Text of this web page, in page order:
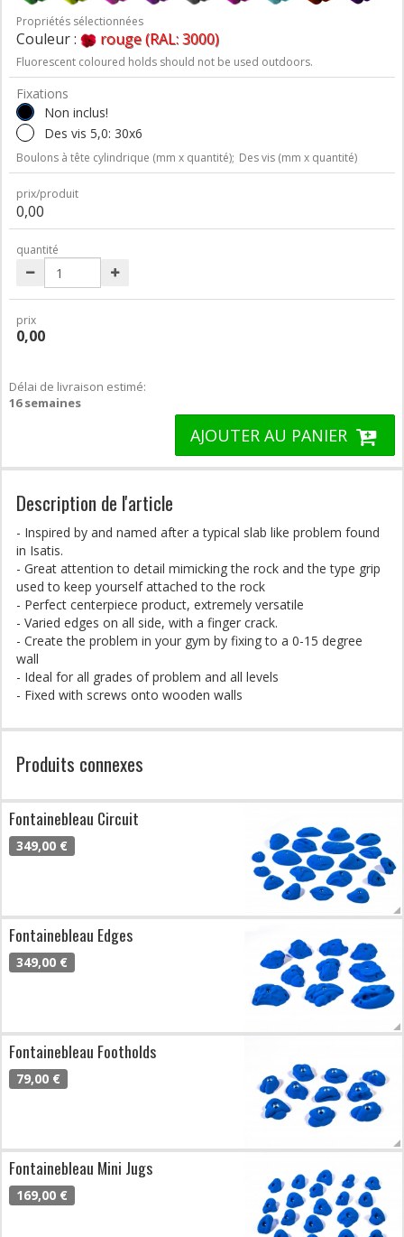
Propriétés sélectionnées
Couleur : rouge (RAL: 3000)
Fluorescent coloured holds should not be used outdoors.
Fixations
Non inclus!
Des vis 5,0: 30x6
Boulons à tête cylindrique (mm x quantité); Des vis (mm x quantité)
prix/produit
0,00
quantité
prix
0,00
Délai de livraison estimé:
16 semaines
AJOUTER AU PANIER
Description de l'article
- Inspired by and named after a typical slab like problem found
in Isatis.
- Great attention to detail mimicking the rock and the type grip
used to keep yourself attached to the rock
- Perfect centerpiece product, extremely versatile
- Varied edges on all side, with a finger crack.
- Create the problem in your gym by fixing to a 0-15 degree
wall
- Ideal for all grades of problem and all levels
- Fixed with screws onto wooden walls
Produits connexes
Fontainebleau Circuit
349,00 €
Fontainebleau Edges
349,00 €
Fontainebleau Footholds
79,00 €
Fontainebleau Mini Jugs
169,00 €